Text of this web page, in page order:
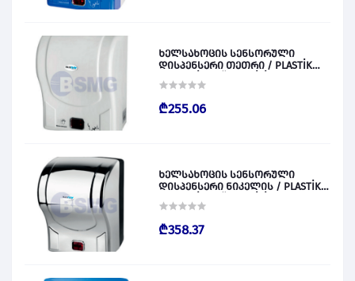
ხელსახოცის სენსორული
დისპენსერი თეთრი / PLASTİK
028829
₾255.06
ხელსახოცის სენსორული
დისპენსერი ნიკელის / PLASTİK
028830
₾358.37